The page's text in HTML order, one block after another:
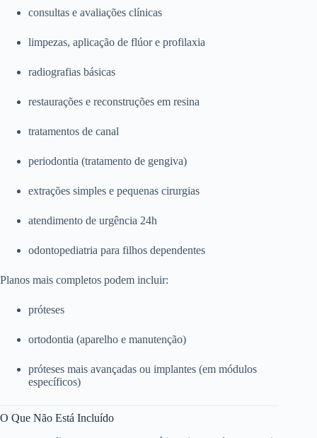
consultas e avaliações clínicas
limpezas, aplicação de flúor e profilaxia
radiografias básicas
restaurações e reconstruções em resina
tratamentos de canal
periodontia (tratamento de gengiva)
extrações simples e pequenas cirurgias
atendimento de urgência 24h
odontopediatria para filhos dependentes
Planos mais completos podem incluir:
próteses
ortodontia (aparelho e manutenção)
próteses mais avançadas ou implantes (em módulos
específicos)
O Que Não Está Incluído